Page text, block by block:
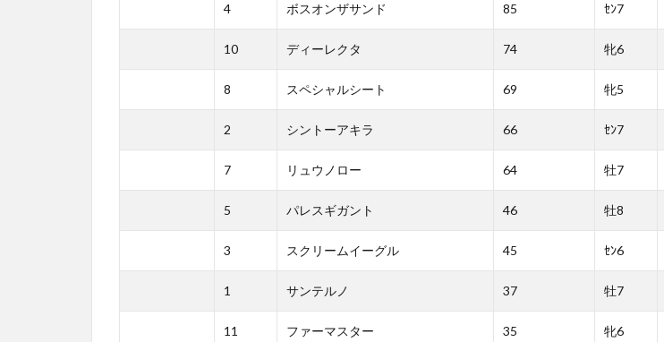
4 ボスオンザサンド 85 ｾﾝ7
10 ディーレクタ 74 牝6
8 スペシャルシート 69 牝5
2 シントーアキラ 66 ｾﾝ7
7 リュウノロー 64 牡7
5 パレスギガント 46 牡8
3 スクリームイーグル 45 ｾﾝ6
1 サンテルノ 37 牡7
11 ファーマスター 35 牝6